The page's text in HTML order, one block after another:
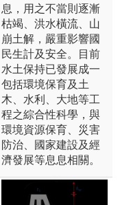
息，用之不當則逐漸
枯竭、洪水橫流、山
崩土解，嚴重影響國
民生計及安全。目前
水土保持已發展成一
包括環境保育及土
木、水利、大地等工
程之綜合性科學，與
環境資源保育、災害
防治、國家建設及經
濟發展等息息相關。